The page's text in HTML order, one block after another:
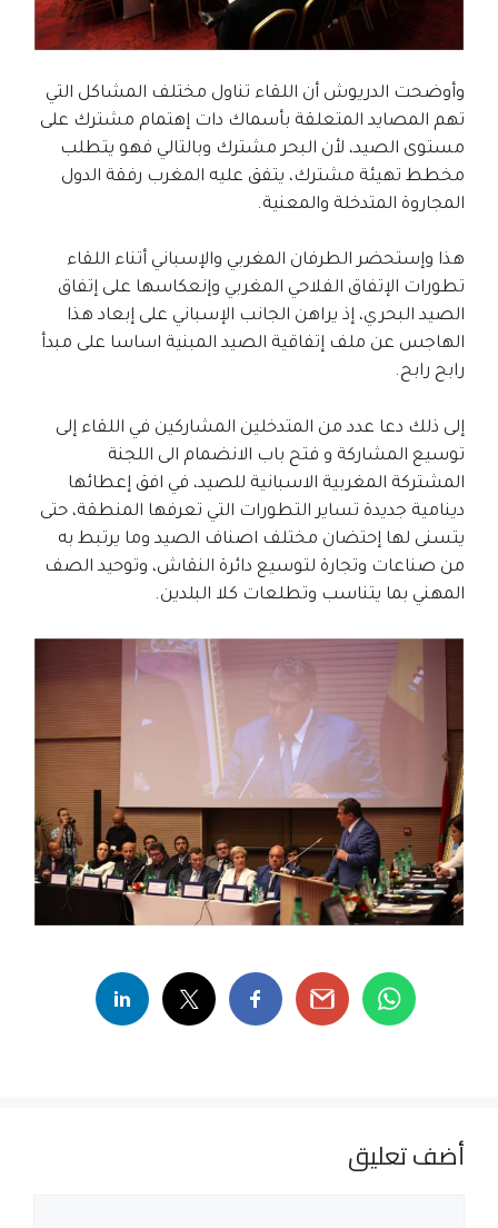
وأوضحت الدريوش أن اللقاء تناول مختلف المشاكل التي
تهم المصايد المتعلقة بأسماك دات إهتمام مشترك على
مستوى الصيد، لأن البحر مشترك وبالتالي فهو يتطلب
مخطط تهيئة مشترك، يتفق عليه المغرب رفقة الدول
المجاروة المتدخلة والمعنية.
هذا وإستحضر الطرفان المغربي والإسباني أتناء اللقاء
تطورات الإتفاق الفلاحي المغربي وإنعكاسها على إتفاق
الصيد البحري، إذ يراهن الجانب الإسباني على إبعاد هذا
الهاجس عن ملف إتفاقية الصيد المبنية اساسا على مبدأ
رابح رابح.
إلى ذلك دعا عدد من المتدخلين المشاركين في اللقاء إلى
توسيع المشاركة و فتح باب الانضمام الى اللجنة
المشتركة المغربية الاسبانية للصيد، في افق إعطائها
دينامية جديدة تساير التطورات التي تعرفها المنطقة، حتى
يتسنى لها إحتضان مختلف اصناف الصيد وما يرتبط به
من صناعات وتجارة لتوسيع دائرة النقاش، وتوحيد الصف
المهني بما يتناسب وتطلعات كلا البلدين.
أضف تعليق